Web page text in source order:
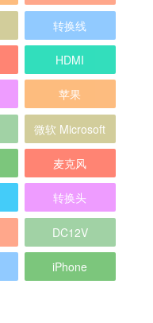
转换线
HDMI
苹果
微软 Microsoft
麦克风
转换头
DC12V
iPhone